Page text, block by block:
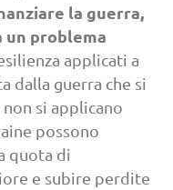
la guerra,
un problema
applicati a
dalla guerra che si
si applicano
possono
quota di
e subire perdite